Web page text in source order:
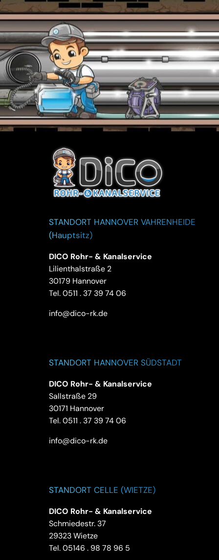
STANDORT HANNOVER VAHRENHEIDE
(Hauptsitz)
DICO Rohr- & Kanalservice
Lilienthalstraße 2
30179 Hannover
Tel.0511 . 37 39 74 06
info@dico-rk.de
STANDORT HANNOVER SÜDSTADT
DICO Rohr- & Kanalservice
Sallstraße 29
30171 Hannover
Tel.0511 . 37 39 74 06
info@dico-rk.de
STANDORT CELLE (WIETZE)
DICO Rohr- & Kanalservice
Schmiedestr. 37
29323 Wietze
Tel.05146 . 98 78 96 5